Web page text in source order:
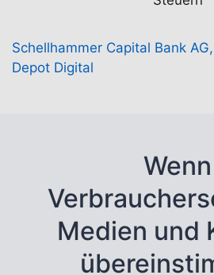
Schellhammer Capital Bank
Depot Digital
Wenn
Medien und